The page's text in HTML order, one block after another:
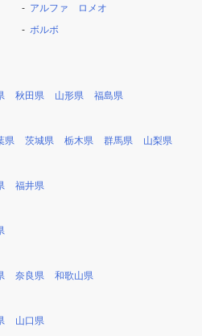
アルファ ロメオ
ボルボ
秋田県 山形県 福島県
県 茨城県 栃木県 群馬県 山梨県
福井県
奈良県 和歌山県
山口県